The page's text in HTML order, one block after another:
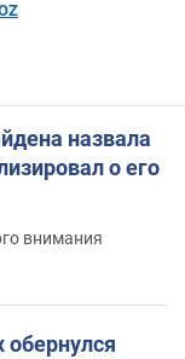
назвала
о его
внимания